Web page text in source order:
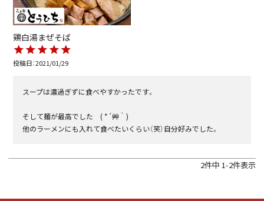
鶏白湯まぜそば
投稿日 2021/01/29
スープは濃過ぎずに食べやすかったです。
そして麺が最高でした　( *´艸｀)
他のラーメンにも入れて食べたいくらい（笑）自分好みでした。
2件中 1-2件表示